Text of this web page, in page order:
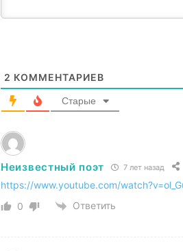
2 КОММЕНТАРИЕВ
Старые
Неизвестный поэт 7 лет назад
https://www.youtube.com/
0
Ответить